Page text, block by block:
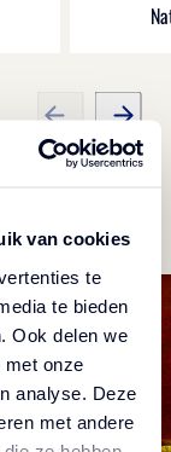
van cookies
te
te bieden
Ook delen we
met onze
analyse. Deze
met andere